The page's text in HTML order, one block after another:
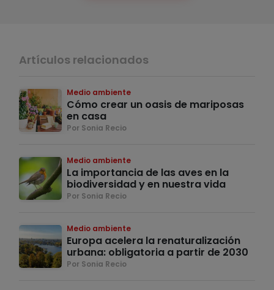
Artículos relacionados
Medio ambiente
Cómo crear un oasis de mariposas
en casa
Por Sonia Recio
Medio ambiente
La importancia de las aves en la
biodiversidad y en nuestra vida
Por Sonia Recio
Medio ambiente
Europa acelera la renaturalización
urbana: obligatoria a partir de 2030
Por Sonia Recio